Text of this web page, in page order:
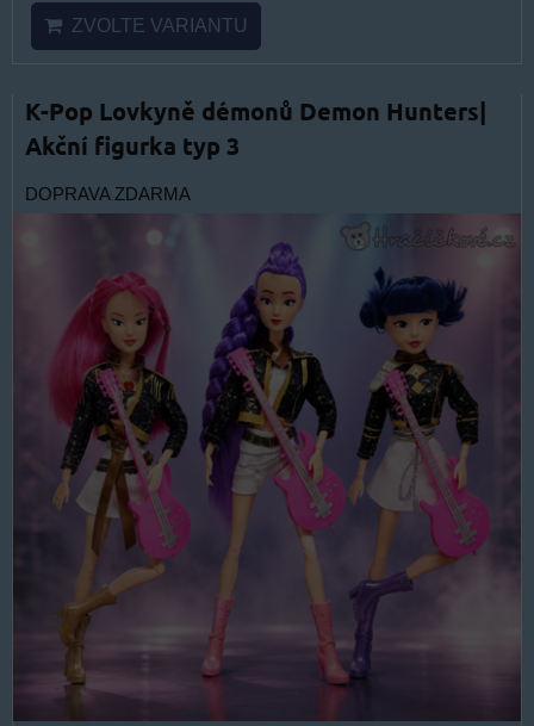
ZVOLTE VARIANTU
K-Pop Lovkyně démonů Demon Hunters|
Akční figurka typ 3
DOPRAVA ZDARMA